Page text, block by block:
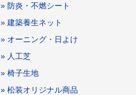
» 防炎・不燃シート
» 建築養生ネット
» オーニング・日よけ
» 人工芝
» 椅子生地
» 松装オリジナル商品